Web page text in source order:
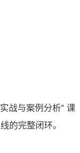
战与案例分析” 课
的完整闭环。